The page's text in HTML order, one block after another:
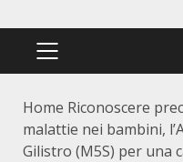
PRIMÄRES
Home Riconoscere
malattie nei bambini,
Gilistro (M5S) per una